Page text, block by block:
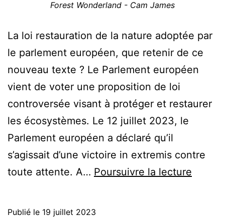
Forest Wonderland - Cam James
La loi restauration de la nature adoptée par
le parlement européen, que retenir de ce
nouveau texte ? Le Parlement européen
vient de voter une proposition de loi
controversée visant à protéger et restaurer
les écosystèmes. Le 12 juillet 2023, le
Parlement européen a déclaré qu’il
s’agissait d’une victoire in extremis contre
toute attente. A… Poursuivre la lecture
Publié le 19 juillet 2023